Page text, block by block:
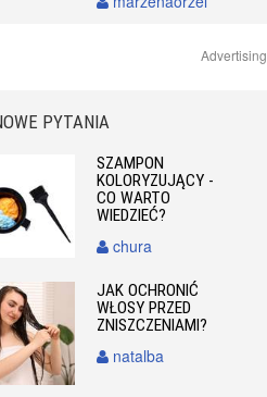
Advertising
PYTANIA
SZAMPON
KOLORYZUJĄCY -
CO WARTO
WIEDZIEĆ?
chura
JAK OCHRONIĆ
WŁOSY PRZED
ZNISZCZENIAMI?
natalba